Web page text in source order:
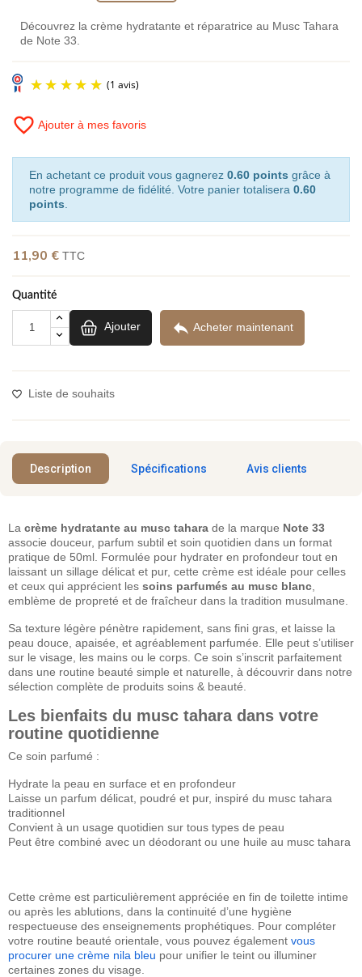
Découvrez la crème hydratante et réparatrice au Musc Tahara
de Note 33.
(1 avis)
favorite_border Ajouter à mes favoris
En achetant ce produit vous gagnerez 0.60 points grâce à
notre programme de fidélité. Votre panier totalisera 0.60
points
11,90 € TTC
Quantité
Ajouter  Acheter maintenant
Liste de souhaits
Description Spécifications Avis clients
La crème hydratante au musc tahara de la marque Note 33
associe douceur, parfum subtil et soin quotidien dans un format
pratique de 50ml. Formulée pour hydrater en profondeur tout en
laissant un sillage délicat et pur, cette crème est idéale pour celles
et ceux qui apprécient les soins parfumés au musc blanc
emblème de propreté et de fraîcheur dans la tradition musulmane.
Sa texture légère pénètre rapidement, sans fini gras, et laisse la
peau douce, apaisée, et agréablement parfumée. Elle peut s’utiliser
sur le visage, les mains ou le corps. Ce soin s’inscrit parfaitement
dans une routine beauté simple et naturelle, à découvrir dans notre
sélection complète de produits soins & beauté.
Les bienfaits du musc tahara dans votre
routine quotidienne
Ce soin parfumé :
Hydrate la peau en surface et en profondeur
Laisse un parfum délicat, poudré et pur, inspiré du musc tahara
traditionnel
Convient à un usage quotidien sur tous types de peau
Peut être combiné avec un déodorant ou une huile au musc tahara
Cette crème est particulièrement appréciée en fin de toilette intime
ou après les ablutions, dans la continuité d’une hygiène
respectueuse des enseignements prophétiques. Pour compléter
votre routine beauté orientale, vous pouvez également vous
procurer une crème nila bleu pour unifier le teint ou illuminer
certaines zones du visage.